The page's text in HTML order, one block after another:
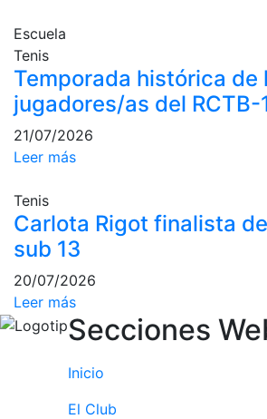
Social de Pádel
juego
Cuadro
Histórico del
Campeonato
Normativa
Otros deportes
Área social
Activitats
culturales
Escuela
Tenis
Temporada histórica de
jugadores/as del RCTB-
21/07/2026
Leer más
Tenis
Carlota Rigot finalista
sub 13
20/07/2026
Leer más
Secciones
Inicio
El Club